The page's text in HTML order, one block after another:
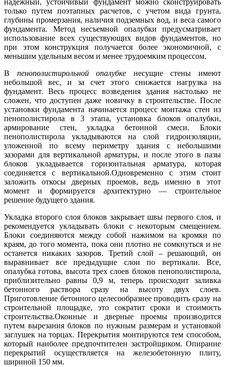
надежный, устойчивый фундамент можно сконструировать
только путем поэтапных расчетов, с учетом вида грунта,
глубины промерзания, наличия подземных вод, и веса самого
фундамента. Метод несъемной опалубки предусматривает
использование всех существующих видов фундаментов, но
при этом конструкция получается более экономичной, с
меньшим удельным весом и менее трудоемким процессом.
В пенополистирольной опалубке несущие стены имеют
небольшой вес, и за счет этого снижается нагрузка на
фундамент. Весь процесс возведения здания настолько не
сложен, что доступен даже новичку в строительстве. После
установки фундамента начинается процесс монтажа стен из
пенополистирола в 3 этапа, установка блоков опалубки,
армирование стен, укладка бетонной смеси. Блоки
пенополистирола укладываются на слой гидроизоляции,
уложенной по всему периметру здания с небольшими
зазорами для вертикальной арматуры, и после этого в пазы
блоков укладывается горизонтальная арматура, которая
соединяется с вертикальной.Одновременно с этим стоит
заложить откосы дверных проемов, ведь именно в этот
момент и формируется архитектурно — строительное
решение будущего здания.
Укладка второго слоя блоков закрывает швы первого слоя, и
рекомендуется укладывать блоки с некоторым смещением.
Блоки соединяются между собой нажимом на кромки по
краям, до того момента, пока они плотно не сомкнуться и не
останется никаких зазоров. Третий слой – решающий, он
выравнивает все предыдущие слои по вертикали. Все,
опалубка готова, высота трех слоев блоков пенополистирола,
приблизительно равны 0,9 м, теперь происходит заливка
бетонного раствора сразу на высоту двух слоев.
Приготовление бетонного целесообразнее проводить сразу на
строительной площадке, это сократит сроки и стоимость
строительства.Оконные и дверные проемы производится
путем вырезания блоков по нужным размерам и установкой
заглушек на торцах. Перекрытия монтируются тем способом,
который наиболее предпочтителен застройщиком. Опирание
перекрытий осуществляется на железобетонную плиту,
шириной 150 мм.